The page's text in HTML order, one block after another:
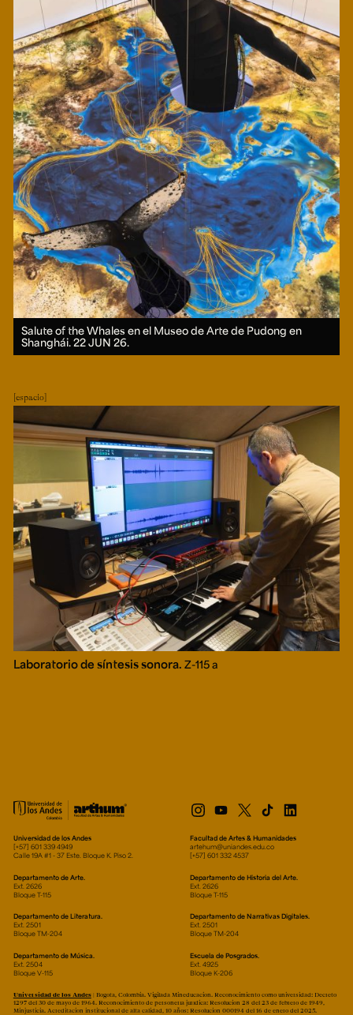
Salute of the Whales en el Museo de Arte de Pudong en
Shanghái.22 JUN 26.
espacio
Laboratorio de síntesis sonora. Z-115 a
Universidad de los Andes
[+57] 601 339 4949
Calle 19A #1 - 37 Este. Bloque K. Piso 2.
Facultad de Artes & Humanidades
artehum@uniandes.edu.co
[+57] 601 332 4537
Departamento de Arte.
Ext. 2626
Bloque T-115
Departamento de Historia del Arte.
Ext. 2626
Bloque T-115
Departamento de Literatura.
Ext. 2501
Bloque TM-204
Departamento de Narrativas Digitales.
Ext. 2501
Bloque TM-204
Departamento de Música.
Ext. 2504
Bloque V-115
Escuela de Posgrados.
Ext. 4925
Bloque K-206
Universidad de los Andes| Bogotá, Colombia. Vigilada Mineducación. Reconocimiento como universidad: Decreto
1297 del 30 de mayo de 1964. Reconocimiento de personería jurídica: Resolución 28 del 23 de febrero de 1949,
Minjusticia. Acreditación institucional de alta calidad, 10 años: Resolución 000194 del 16 de enero del 2025.